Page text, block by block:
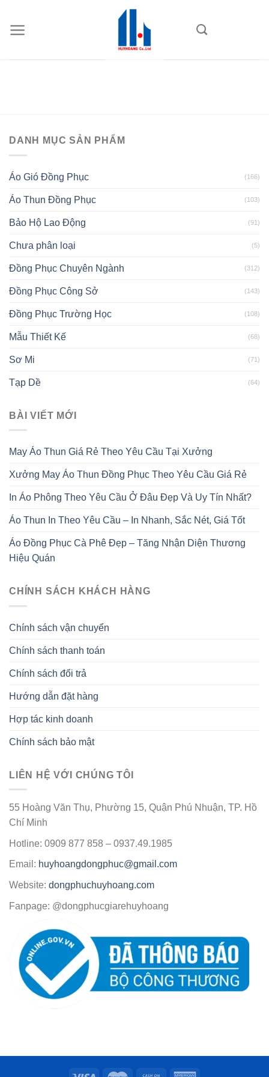
content
DANH MỤC SẢN PHẨM
Áo Gió Đồng Phục (166)
Áo Thun Đồng Phục (103)
Bảo Hộ Lao Động (91)
Chưa phân loại (5)
Đồng Phục Chuyên Ngành (312)
Đồng Phục Công Sở (143)
Đồng Phục Trường Học (108)
Mẫu Thiết Kế (68)
Sơ Mi (71)
Tạp Dề (64)
BÀI VIẾT MỚI
May Áo Thun Giá Rẻ Theo Yêu Cầu Tại Xưởng
Xưởng May Áo Thun Đồng Phục Theo Yêu Cầu Giá Rẻ
In Áo Phông Theo Yêu Cầu Ở Đâu Đẹp Và Uy Tín Nhất?
Áo Thun In Theo Yêu Cầu – In Nhanh, Sắc Nét, Giá Tốt
Áo Đồng Phục Cà Phê Đẹp – Tăng Nhận Diện Thương
Hiệu Quán
CHÍNH SÁCH KHÁCH HÀNG
Chính sách vận chuyển
Chính sách thanh toán
Chính sách đổi trả
Hướng dẫn đặt hàng
Hợp tác kinh doanh
Chính sách bảo mật
LIÊN HỆ VỚI CHÚNG TÔI
55 Hoàng Văn Thụ, Phường 15, Quận Phú Nhuận, TP. Hồ
Chí Minh
Hotline: 0909 877 858 – 0937.49.1985
Email: huyhoangdongphuc@gmail.com
Website: dongphuchuyhoang.com
Fanpage: @dongphucgiarehuyhoang